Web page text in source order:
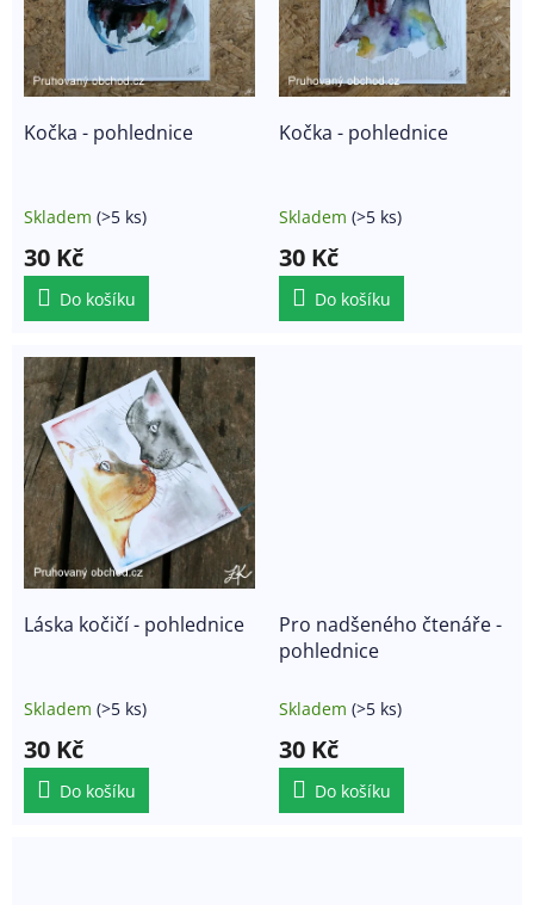
u
ů
o
d
u
Kočka - pohlednice
Skladem (>5 ks)
30 Kč
Do košíku
Kočka - pohlednice
Skladem (>5 ks)
30 Kč
Do košíku
Láska kočičí - pohlednice
Skladem (>5 ks)
30 Kč
Do košíku
Pro nadšeného čtenáře -
pohlednice
Skladem (>5 ks)
30 Kč
Do košíku